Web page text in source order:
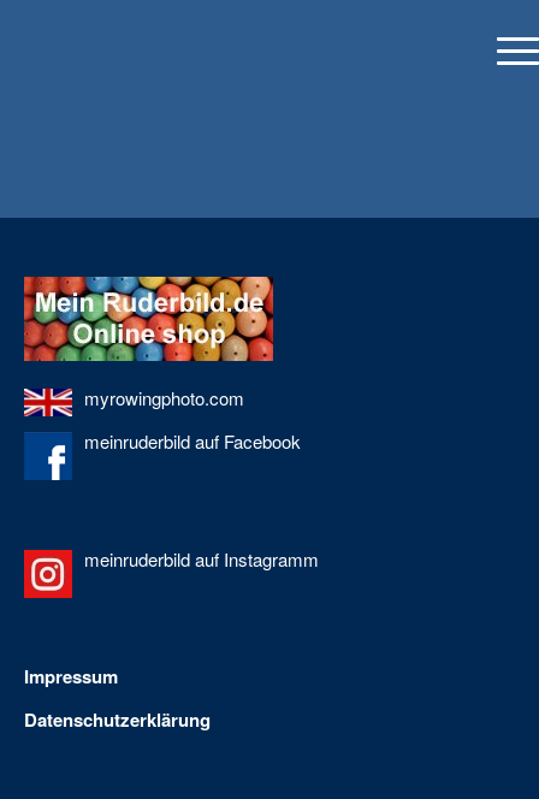
myrowingphoto.com
meinruderbild auf Facebook
meinruderbild auf Instagramm
Impressum
Datenschutzerklärung